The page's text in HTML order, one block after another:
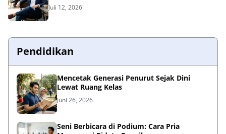
Juli 12, 2026
Pendidikan
Mencetak Generasi Penurut Sejak Dini
Lewat Ruang Kelas
Juni 26, 2026
Seni Berbicara di Podium: Cara Pria